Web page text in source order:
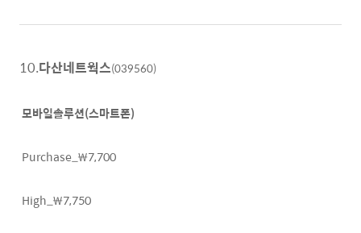
10.다산네트웍스(039560)
모바일솔루션(스마트폰)
Purchase_₩7,700
High_₩7,750